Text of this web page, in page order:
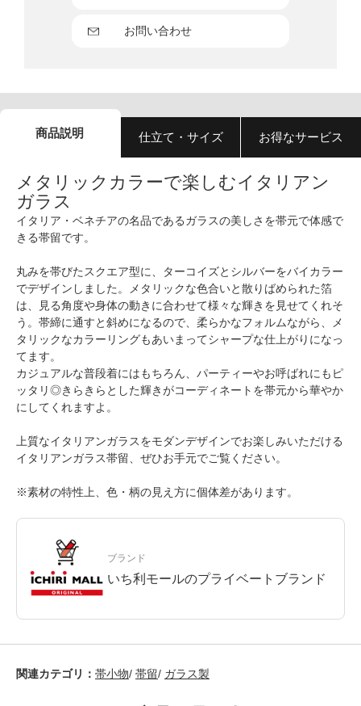
お問い合わせ
商品説明 仕立て・サイズ お得なサービス
メタリックカラーで楽しむイタリアン
ガラス
イタリア・ベネチアの名品であるガラスの美しさを帯元で体感で
きる帯留です。
丸みを帯びたスクエア型に、ターコイズとシルバーをバイカラー
でデザインしました。メタリックな色合いと散りばめられた箔
は、見る角度や身体の動きに合わせて様々な輝きを見せてくれそ
う。帯締に通すと斜めになるので、柔らかなフォルムながら、メ
タリックなカラーリングもあいまってシャープな仕上がりになっ
てます。
カジュアルな普段着にはもちろん、パーティーやお呼ばれにもピ
ッタリ◎きらきらとした輝きがコーディネートを帯元から華やか
にしてくれますよ。
上質なイタリアンガラスをモダンデザインでお楽しみいただける
イタリアンガラス帯留、ぜひお手元でご覧ください。
※素材の特性上、色・柄の見え方に個体差があります。
ブランド
いち利モールのプライベートブランド
関連カテゴリ： 帯小物/ 帯留/ ガラス製